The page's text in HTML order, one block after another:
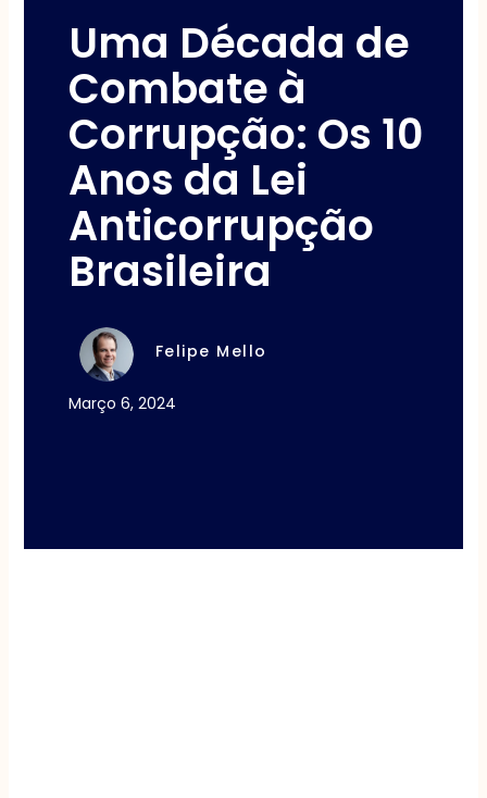
Uma Década de
Combate à
Corrupção: Os 10
Anos da Lei
Anticorrupção
Brasileira
Felipe Mello
Março 6, 2024